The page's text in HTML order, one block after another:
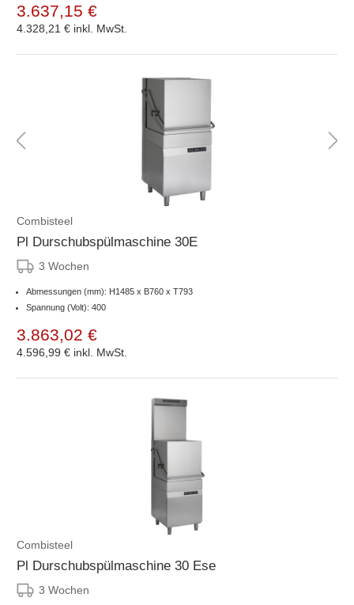
3.637,15 €
4.328,21 € inkl. MwSt.
Combisteel
Pl Durschubspülmaschine 30E
3 Wochen
Abmessungen (mm): H1485 x B760 x T793
Spannung (Volt): 400
3.863,02 €
4.596,99 € inkl. MwSt.
Combisteel
Pl Durschubspülmaschine 30 Ese
3 Wochen